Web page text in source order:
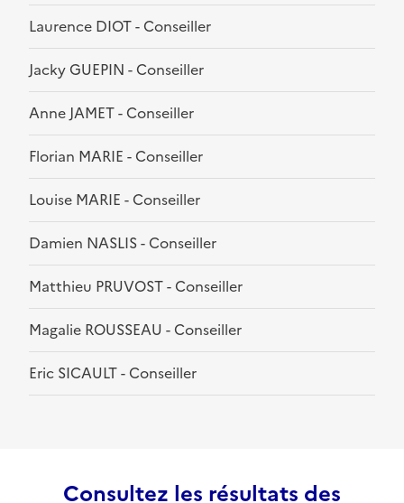
Laurence DIOT - Conseiller
Jacky GUEPIN - Conseiller
Anne JAMET - Conseiller
Florian MARIE - Conseiller
Louise MARIE - Conseiller
Damien NASLIS - Conseiller
Matthieu PRUVOST - Conseiller
Magalie ROUSSEAU - Conseiller
Eric SICAULT - Conseiller
Consultez les résultats des